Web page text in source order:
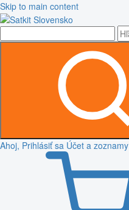
Skip to main content
Ahoj, Prihlásiť sa Účet a zoznamy